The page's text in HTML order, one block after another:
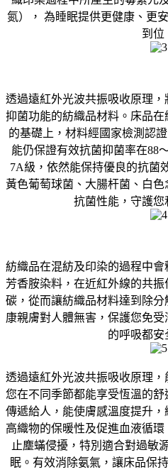
氮）， 為睡眠提供更健康、更
到位
透過遠紅外光波共振吸收原理
抑菌功能的紡織品材料。床品
的基礎上，材料經國家檢測認
能仍保證有效抗菌抑菌率在88
7A級，依然能保持優良的抗菌
黃色葡萄球菌、大腸杆菌、白
抗菌性能，守護您
紡織品在混紡及印染的過程中
芳香胺染料，在近紅外線的共
碳，從而讓紡織品材料達到除
康親膚對人體無害，保護您免
的呼吸都安
透過遠紅外光波共振吸收原理
您在不同季節都能享受恆溫的
傳遞給人，能使膚感溫度提升
高織物的保暖性及促進血液循
止塵蟎侵擾，特別適合對過敏
眠。有效消除氨氣，讓床品保